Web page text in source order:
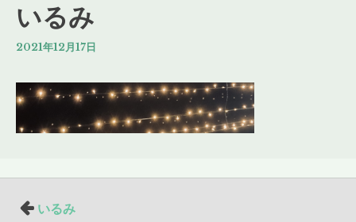
いるみ
2021年12月17日
投 いるみ